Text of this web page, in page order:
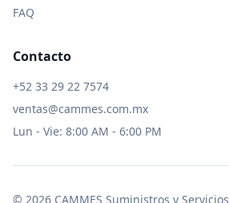
FAQ
Contacto
+52 33 29 22 7574
ventas@cammes.com.mx
Lun - Vie: 8:00 AM - 6:00 PM
© 2026 CAMMES Suministros y Servicios